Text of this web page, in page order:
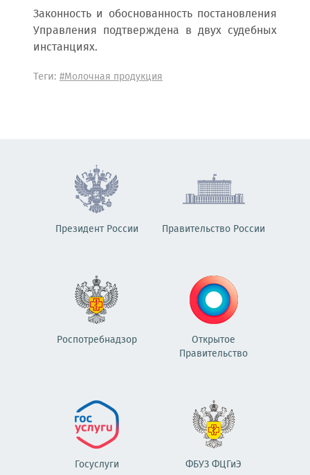
Законность и обоснованность постановления
Управления подтверждена в двух судебных
инстанциях.
Теги: #Молочная продукция
Президент России Правительство России
Роспотребнадзор
Открытое
Правительство
Госуслуги ФБУЗ ФЦГиЭ